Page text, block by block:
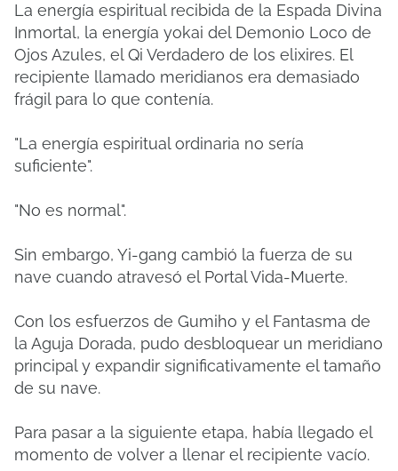
La energía espiritual recibida de la Espada Divina
Inmortal, la energía yokai del Demonio Loco de
Ojos Azules, el Qi Verdadero de los elixires. El
recipiente llamado meridianos era demasiado
frágil para lo que contenía.
"La energía espiritual ordinaria no sería
suficiente".
"No es normal".
Sin embargo, Yi-gang cambió la fuerza de su
nave cuando atravesó el Portal Vida-Muerte.
Con los esfuerzos de Gumiho y el Fantasma de
la Aguja Dorada, pudo desbloquear un meridiano
principal y expandir significativamente el tamaño
de su nave.
Para pasar a la siguiente etapa, había llegado el
momento de volver a llenar el recipiente vacío.